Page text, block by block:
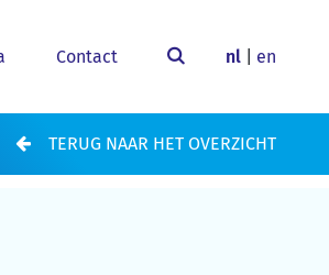
Contact nl en
TERUG NAAR HET OVERZICHT